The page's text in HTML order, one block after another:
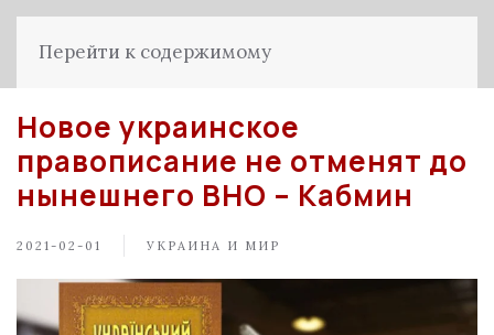
Перейти к содержимому
Новое украинское
правописание не отменят до
нынешнего ВНО – Кабмин
2021-02-01 УКРАИНА И МИР